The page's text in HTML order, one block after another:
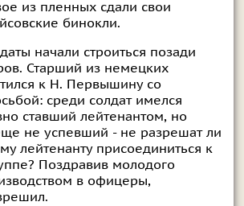
из пленных сдали свои
бинокли.
начали строиться позади
Старший из немецких
к Н. Первышину со
среди солдат имелся
ставший лейтенантом, но
не успевший - не разрешат ли
лейтенанту присоединиться к
Поздравив молодого
в офицеры,